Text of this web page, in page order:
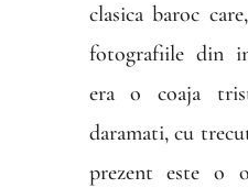
clasica baroc
fotografiile din
era o coaja
daramati, cu
prezent este o